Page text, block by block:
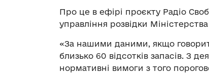
Про це в ефірі проєкту Радіо
управління розвідки
«За нашими даними, якщо
близько 60 відсотків запасів. З
нормативні вимоги з того